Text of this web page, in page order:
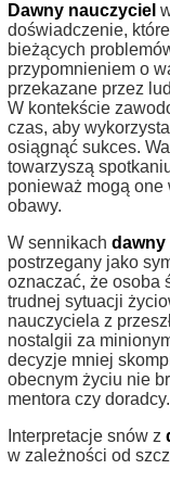
Dawny nauczyciel
doświadczenie,
bieżących
przypomnieniem o
przekazane przez
W kontekście
czas, aby
osiągnąć sukces.
towarzyszą
ponieważ mogą
obawy.
W sennikach dawny
postrzegany jako
oznaczać, że osoba
trudnej sytuacji
nauczyciela z
nostalgii za
decyzje mniej
obecnym życiu nie
mentora czy doradcy.
Interpretacje snów z
w zależności od